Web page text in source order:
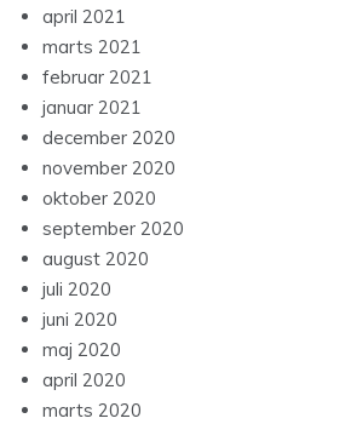
april 2021
marts 2021
februar 2021
januar 2021
december 2020
november 2020
oktober 2020
september 2020
august 2020
juli 2020
juni 2020
maj 2020
april 2020
marts 2020